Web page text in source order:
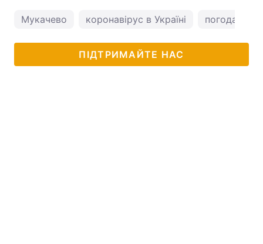
Мукачево коронавірус в Україні погода в
ПІДТРИМАЙТЕ НАС